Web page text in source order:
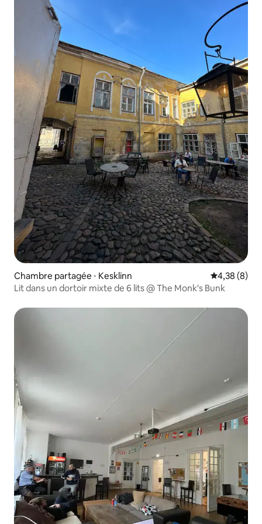
Chambre partagée ⋅ Kesklinn Évaluation
4,38 (8)
Lit dans un dortoir mixte de 6 lits @ The Monk's Bunk